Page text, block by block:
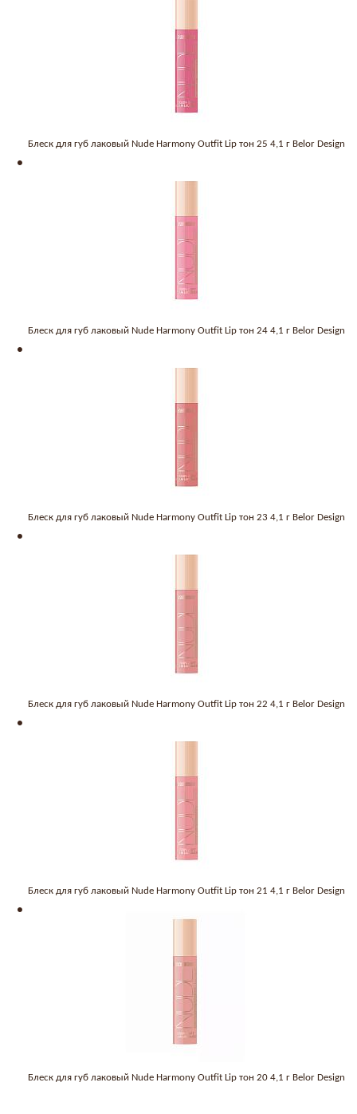
Блеск для губ лаковый Nude Harmony Outfit Lip тон 25 4,1 г Belor Design
Блеск для губ лаковый Nude Harmony Outfit Lip тон 24 4,1 г Belor Design
Блеск для губ лаковый Nude Harmony Outfit Lip тон 23 4,1 г Belor Design
Блеск для губ лаковый Nude Harmony Outfit Lip тон 22 4,1 г Belor Design
Блеск для губ лаковый Nude Harmony Outfit Lip тон 21 4,1 г Belor Design
Блеск для губ лаковый Nude Harmony Outfit Lip тон 20 4,1 г Belor Design